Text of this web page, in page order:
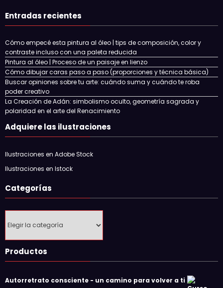
Entradas recientes
Cómo empecé esta pintura al óleo | tips de composición, color y
contraste incluso con una paleta reducida
Pintura al óleo | Proceso de un paisaje en lienzo
Cómo dibujar caras paso a paso (proporciones y técnica básica)
Buscar opiniones sobre tu arte: cuándo suma y cuándo te roba
poder creativo
La Creación de Adán: simbolismo oculto, geometría sagrada y
polaridad en el arte del Renacimiento
Adquiere las ilustraciones
Ilustraciones en Adobe Stock
Ilustraciones en Istock
Categorías
Productos
Autorretrato consciente - un camino para volver a ti